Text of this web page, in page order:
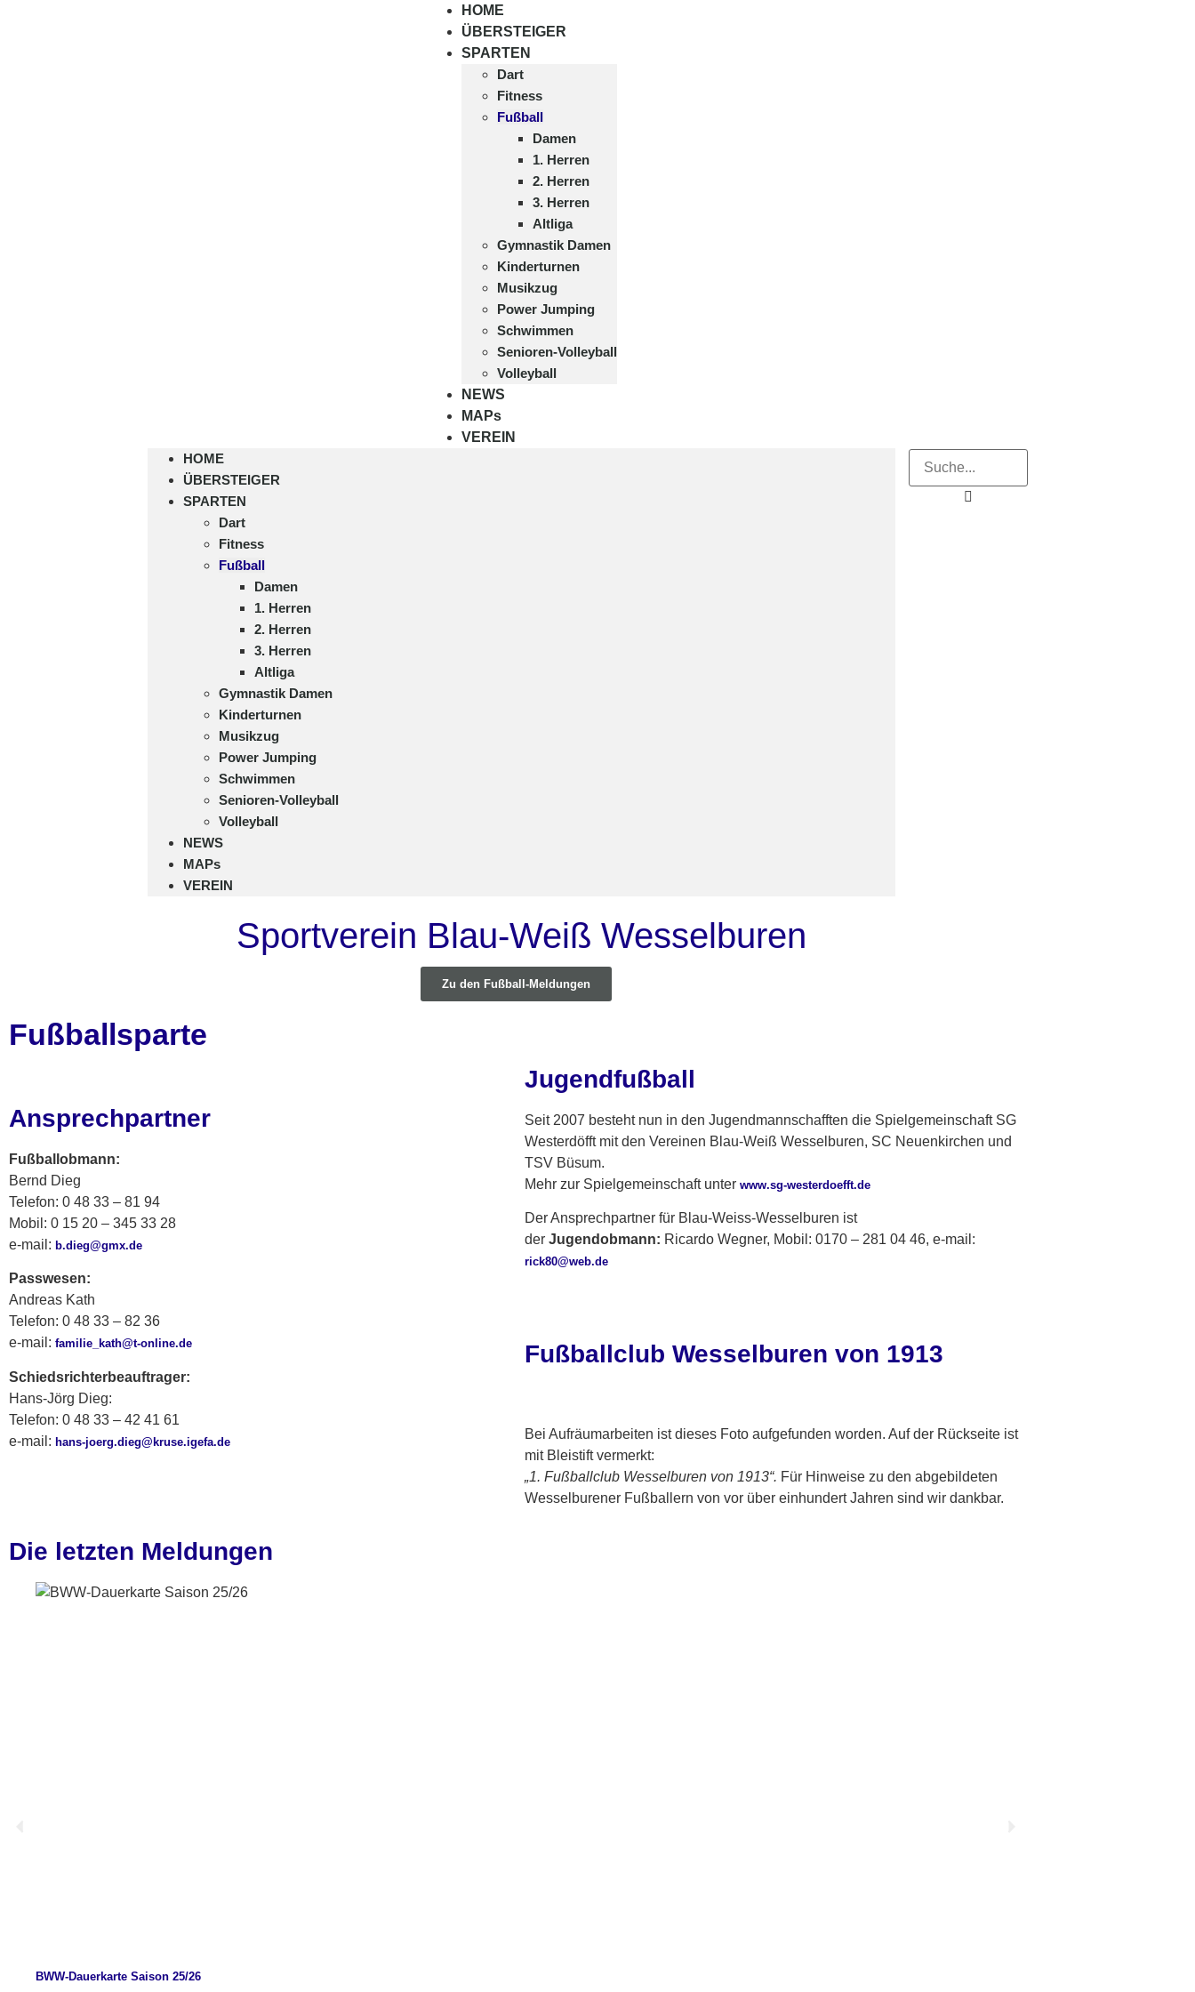
HOME
ÜBERSTEIGER
SPARTEN
Dart
Fitness
Fußball
Damen
1. Herren
2. Herren
3. Herren
Altliga
Gymnastik Damen
Kinderturnen
Musikzug
Power Jumping
Schwimmen
Senioren-Volleyball
Volleyball
NEWS
MAPs
VEREIN
HOME
ÜBERSTEIGER
SPARTEN
Dart
Fitness
Fußball
Damen
1. Herren
2. Herren
3. Herren
Altliga
Gymnastik Damen
Kinderturnen
Musikzug
Power Jumping
Schwimmen
Senioren-Volleyball
Volleyball
NEWS
MAPs
VEREIN
Sportverein Blau-Weiß Wesselburen
Zu den Fußball-Meldungen
Fußballsparte
Ansprechpartner
Fußballobmann:
Bernd Dieg
Telefon: 0 48 33 – 81 94
Mobil: 0 15 20 – 345 33 28
e-mail: b.dieg@gmx.de
Passwesen:
Andreas Kath
Telefon: 0 48 33 – 82 36
e-mail: familie_kath@t-online.de
Schiedsrichterbeauftrager:
Hans-Jörg Dieg:
Telefon: 0 48 33 – 42 41 61
e-mail: hans-joerg.dieg@kruse.igefa.de
Jugendfußball
Seit 2007 besteht nun in den Jugendmannschafften die Spielgemeinschaft SG
Westerdöfft mit den Vereinen Blau-Weiß Wesselburen, SC Neuenkirchen und
TSV Büsum.
Mehr zur Spielgemeinschaft unter www.sg-westerdoefft.de
Der Ansprechpartner für Blau-Weiss-Wesselburen ist
der Jugendobmann: Ricardo Wegner, Mobil: 0170 – 281 04 46, e-mail:
rick80@web.de
Fußballclub Wesselburen von 1913
Bei Aufräumarbeiten ist dieses Foto aufgefunden worden. Auf der Rückseite ist
mit Bleistift vermerkt:
„1. Fußballclub Wesselburen von 1913“. Für Hinweise zu den abgebildeten
Wesselburener Fußballern von vor über einhundert Jahren sind wir dankbar.
Die letzten Meldungen
BWW-Dauerkarte Saison 25/26